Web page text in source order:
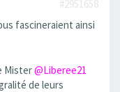
#2951658
fascineraient ainsi
Mister@Liberee21
de leurs